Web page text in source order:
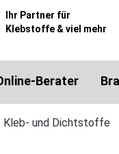
Ihr Partner für
Klebstoffe & viel mehr
Berater
Kleb- und Dichtstoffe